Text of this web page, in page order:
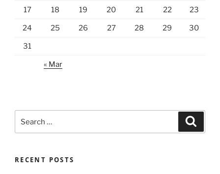
17 18 19 20 21 22 23
24 25 26 27 28 29 30
31
« Mar
for:
RECENT POSTS